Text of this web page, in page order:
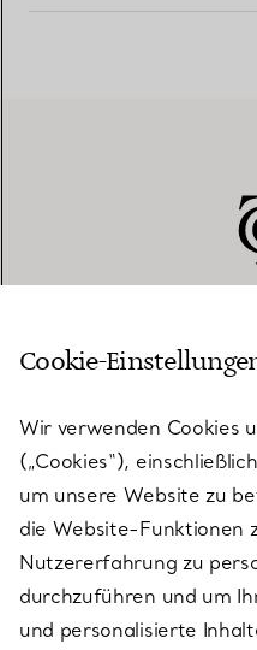
KUNDENSERVICE
SERVICES
ÜBER TIFFANY & CO.
Cookie-
Wir verwenden Cookies
(„Cookies“),
um unsere Website zu
die Website-Funktionen
Nutzererfahrung zu
durchzuführen und um
und personalisierte